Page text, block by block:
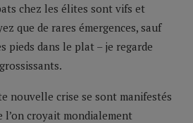
chez les élites sont vifs et
que de rares émergences, sauf
pieds dans le plat – je regarde
nouvelle crise se sont manifestés
l’on croyait mondialement